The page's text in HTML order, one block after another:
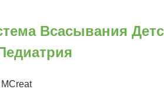
Всасывания
MCreat